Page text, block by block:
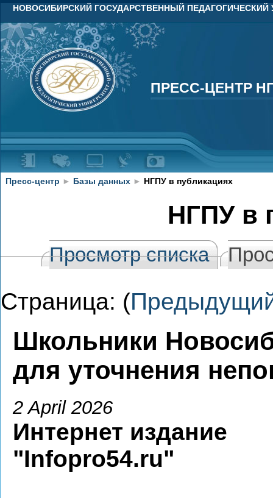
НОВОСИБИРСКИЙ ГОСУДАРСТВЕННЫЙ ПЕДАГОГИЧЕСКИЙ
ПРЕСС-ЦЕНТР
ПРЕСС-ЦЕНТР
Пресс-центр ► Базы данных ► НГПУ в публикациях
НГПУ в
Просмотр списка
Страница: (
Школьники
для уточнения
2 April 2026
Интернет издание
"Infopro54.ru"